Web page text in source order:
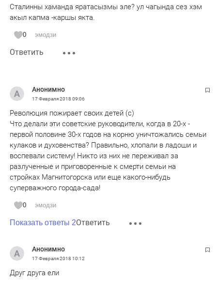
Сталинны хаманда яратасызмы эле? ул чагында сез хэм
акыл капма -каршы якта.
0 эмодзи
Ответить
Анонимно
17 Февраля 2018 09:06
Революция пожирает своих детей (с)
Что делали эти советские руководители, когда в 20-х -
первой половине 30-х годов на корню уничтожались семьи
кулаков и духовенства? Правильно, хлопали в ладоши и
воспевали систему! Никто из них не переживал за
разлученные и приговоренные к смерти семьи на
стройках Магнитогорска или еще какого-нибудь
суперважного города-сада!
0 эмодзи
Показать ответы 2Ответить
Анонимно
17 Февраля 2018 10:12
Друг друга ели